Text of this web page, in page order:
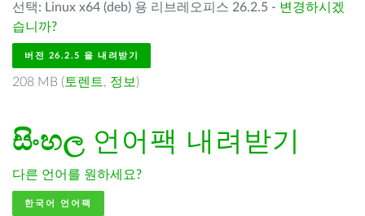
선택: Linux x64 (deb) 용 리브레오피스 26.2.5 - 변경하시겠
습니까?
버전 26.2.5 을 내려받기
208 MB ( 토렌트, 정보 )
සිංහල 언어팩 내려받기
다른 언어를 원하세요?
한국어 언어팩